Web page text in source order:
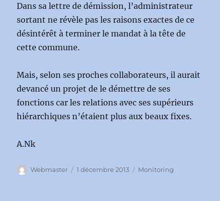
Dans sa lettre de démission, l’administrateur
sortant ne révèle pas les raisons exactes de ce
désintérêt à terminer le mandat à la tête de
cette commune.
Mais, selon ses proches collaborateurs, il aurait
devancé un projet de le démettre de ses
fonctions car les relations avec ses supérieurs
hiérarchiques n’étaient plus aux beaux fixes.
A.Nk
Auteur
Webmaster
Publié
1 décembre 2013 Catégories
Monitoring